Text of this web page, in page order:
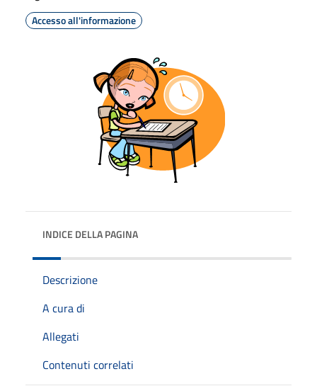
Accesso all'informazione
INDICE DELLA PAGINA
Descrizione
A cura di
Allegati
Contenuti correlati